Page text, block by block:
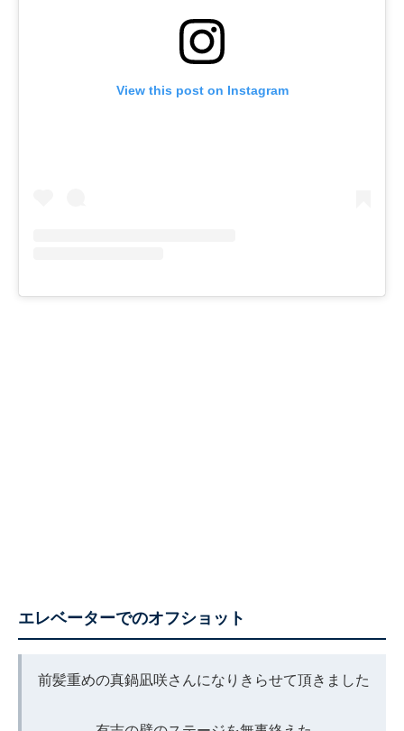
View this post on Instagram
エレベーターでのオフショット
前髪重めの真鍋凪咲さんになりきらせて頂きました